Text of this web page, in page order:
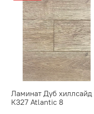
Ламинат Дуб хиллсайд
К327 Atlantic 8